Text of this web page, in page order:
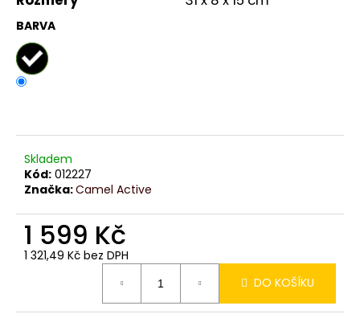
BARVA
Skladem
Kód: 012227
Značka:Camel Active
1 599 Kč
1 321,49 Kč bez DPH
DO KOŠÍKU
u
č
u
j
e